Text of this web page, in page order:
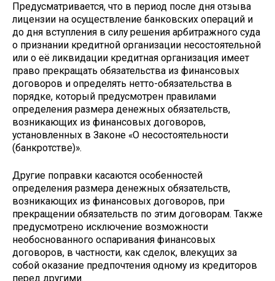
Предусматривается, что в период после дня отзыва
лицензии на осуществление банковских операций и
до дня вступления в силу решения арбитражного суда
о признании кредитной организации несостоятельной
или о её ликвидации кредитная организация имеет
право прекращать обязательства из финансовых
договоров и определять нетто-обязательства в
порядке, который предусмотрен правилами
определения размера денежных обязательств,
возникающих из финансовых договоров,
установленных в Законе «О несостоятельности
(банкротстве)».
Другие поправки касаются особенностей
определения размера денежных обязательств,
возникающих из финансовых договоров, при
прекращении обязательств по этим договорам. Также
предусмотрено исключение возможности
необоснованного оспаривания финансовых
договоров, в частности, как сделок, влекущих за
собой оказание предпочтения одному из кредиторов
перед другими.